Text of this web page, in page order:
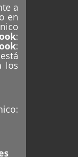
a
en
:
:
los